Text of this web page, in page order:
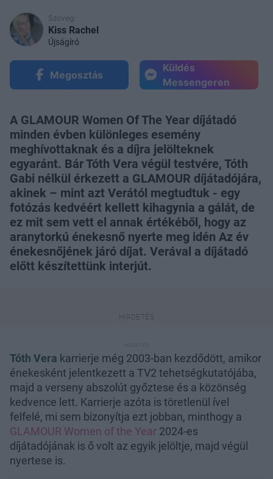
Szöveg:
Kiss Rachel
Újságíró
Megosztás
Küldés
Messengeren
A GLAMOUR Women Of The Year díjátadó
minden évben különleges esemény
meghívottaknak és a díjra jelölteknek
egyaránt. Bár Tóth Vera végül testvére, Tóth
Gabi nélkül érkezett a GLAMOUR díjátadójára,
akinek – mint azt Verától megtudtuk - egy
fotózás kedvéért kellett kihagynia a gálát, de
ez mit sem vett el annak értékéből, hogy az
aranytorkú énekesnő nyerte meg idén Az év
énekesnőjének járó díjat. Verával a díjátadó
előtt készítettünk interjút.
Tóth Vera karrierje még 2003-ban kezdődött, amikor
énekesként jelentkezett a TV2 tehetségkutatójába,
majd a verseny abszolút győztese és a közönség
kedvence lett. Karrierje azóta is töretlenül ível
felfelé, mi sem bizonyítja ezt jobban, minthogy a
GLAMOUR Women of the Year 2024-es
díjátadójának is ő volt az egyik jelöltje, majd végül
nyertese is.